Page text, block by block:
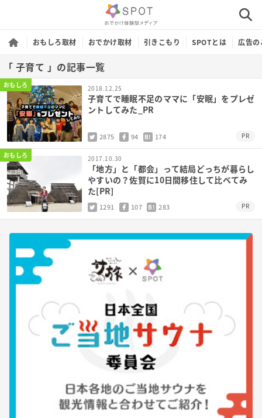
おもしろ取材 おでかけ取材 引きこもり SPOTとは 広告
「 子育て 」の記事一覧
おもしろ 2018.12.25
子育てで睡眠不足のママに「安眠」をプレゼ
ントしてみた_PR
2875 94 B! 174 PR
おもしろ 2017.10.30
「地方」と「都会」って結局どっちが暮らし
やすいの？佐賀に10日間移住して比べてみ
た[PR]
1291 107 B! 283 PR